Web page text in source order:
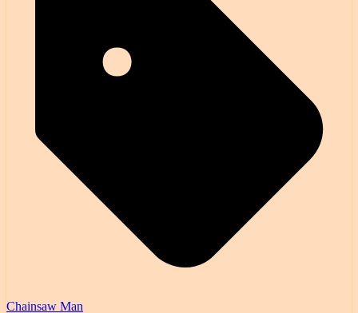
Chainsaw Man